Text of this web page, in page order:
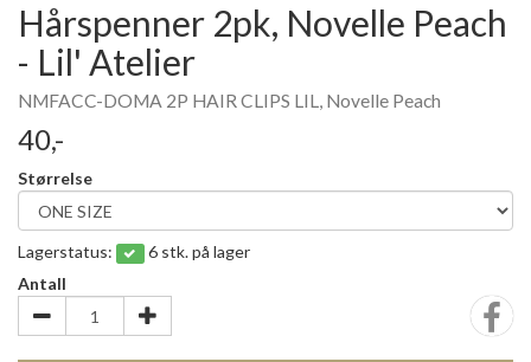
Hårspenner 2pk, Novelle Peach
- Lil' Atelier
NMFACC-DOMA 2P HAIR CLIPS LIL, Novelle Peach
40,-
Størrelse
Lagerstatus:
6 stk. på lager
Antall